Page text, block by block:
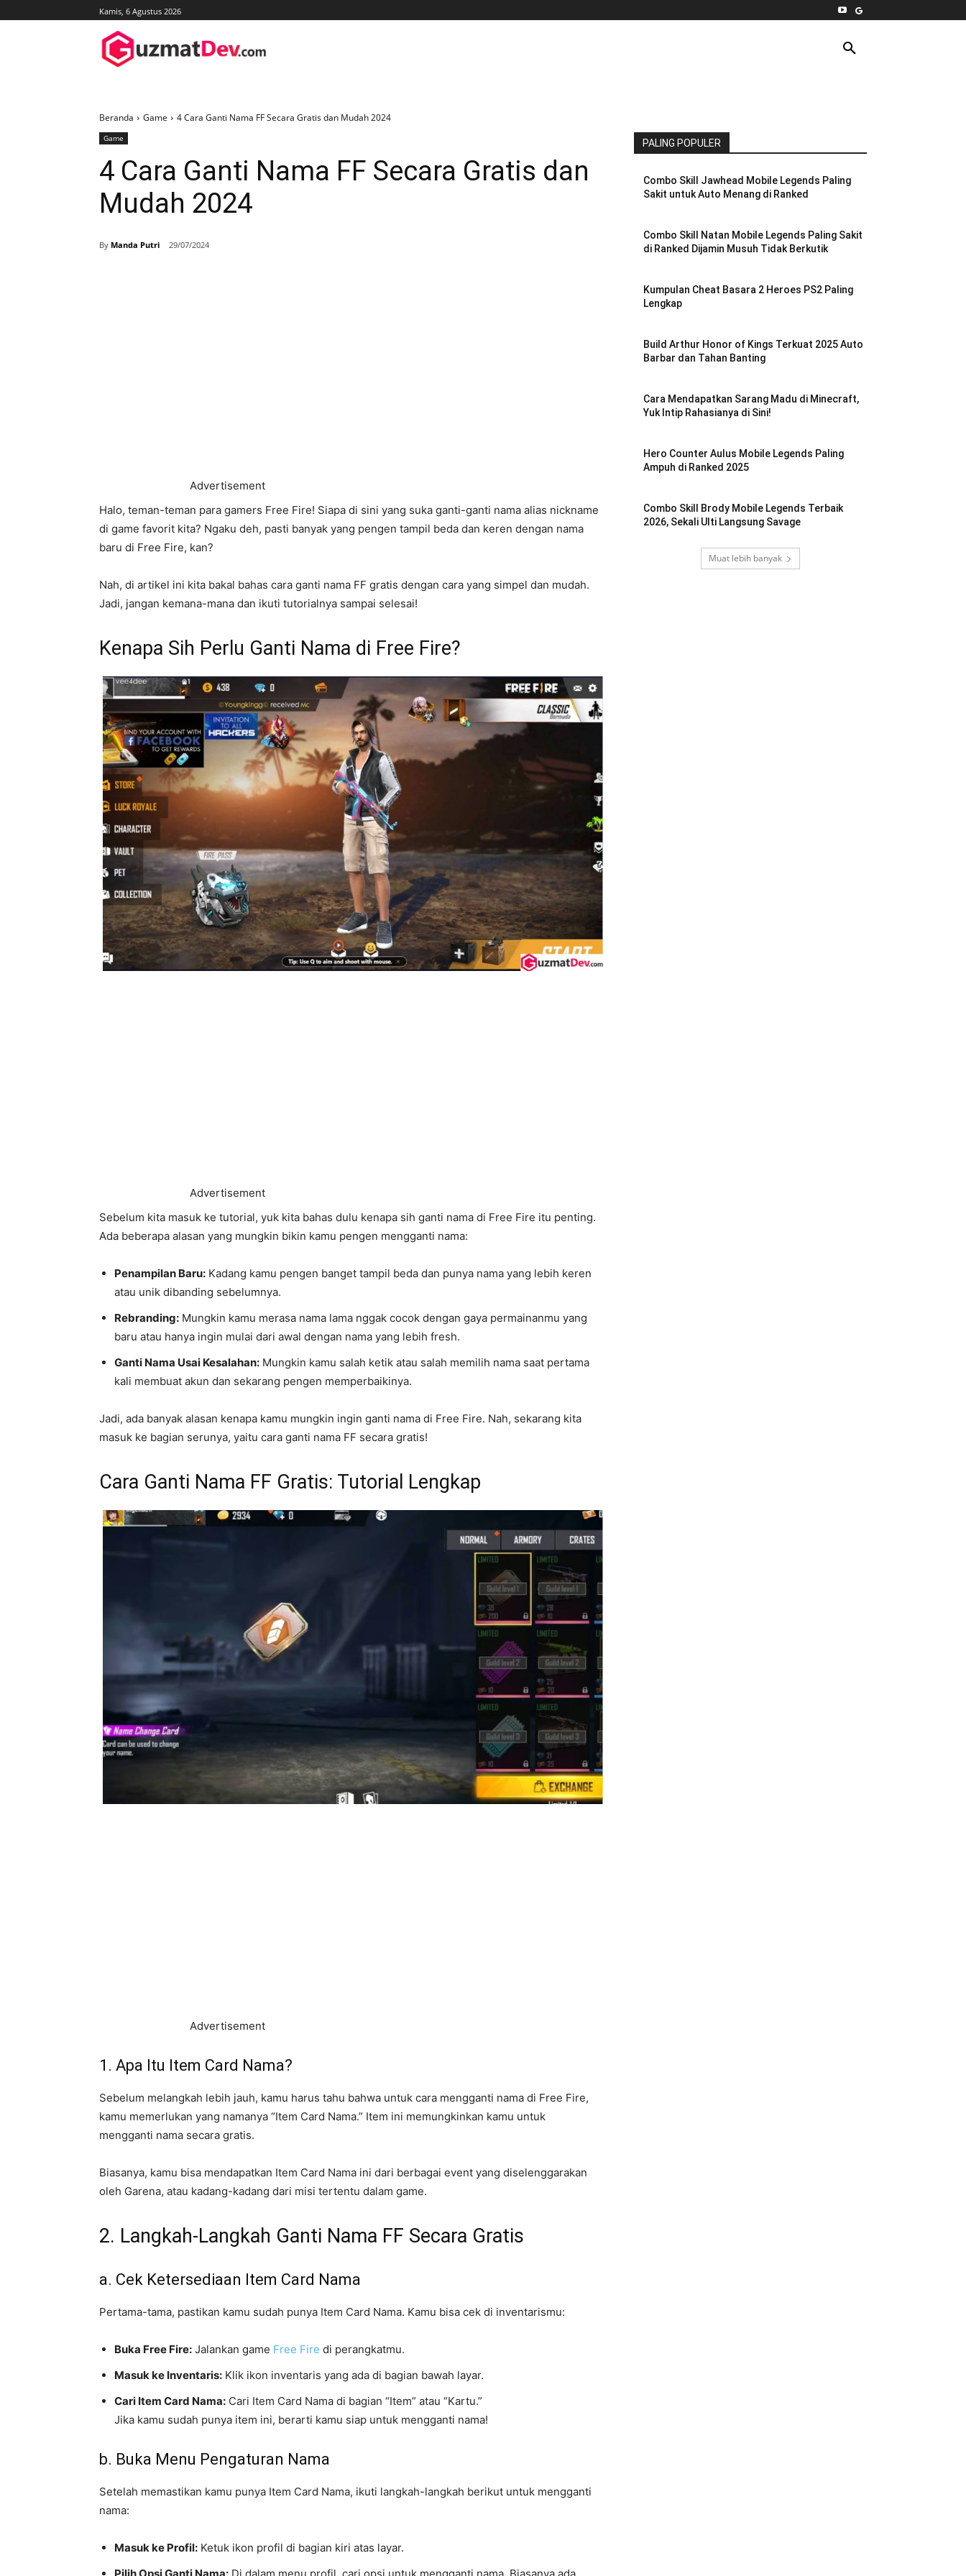
Kamis, 6 Agustus 2026
Beranda Game 4 Cara Ganti Nama FF Secara Gratis dan Mudah 2024
Game
4 Cara Ganti Nama FF Secara Gratis dan
Mudah 2024
By Manda Putri 29/07/2024
Advertisement
Halo, teman-teman para gamers Free Fire! Siapa di sini yang suka ganti-ganti nama alias nickname
di game favorit kita? Ngaku deh, pasti banyak yang pengen tampil beda dan keren dengan nama
baru di Free Fire, kan?
Nah, di artikel ini kita bakal bahas cara ganti nama FF gratis dengan cara yang simpel dan mudah.
Jadi, jangan kemana-mana dan ikuti tutorialnya sampai selesai!
Kenapa Sih Perlu Ganti Nama di Free Fire?
Advertisement
Sebelum kita masuk ke tutorial, yuk kita bahas dulu kenapa sih ganti nama di Free Fire itu penting.
Ada beberapa alasan yang mungkin bikin kamu pengen mengganti nama:
Penampilan Baru: Kadang kamu pengen banget tampil beda dan punya nama yang lebih keren
atau unik dibanding sebelumnya.
Rebranding: Mungkin kamu merasa nama lama nggak cocok dengan gaya permainanmu yang
baru atau hanya ingin mulai dari awal dengan nama yang lebih fresh.
Ganti Nama Usai Kesalahan: Mungkin kamu salah ketik atau salah memilih nama saat pertama
kali membuat akun dan sekarang pengen memperbaikinya.
Jadi, ada banyak alasan kenapa kamu mungkin ingin ganti nama di Free Fire. Nah, sekarang kita
masuk ke bagian serunya, yaitu cara ganti nama FF secara gratis!
Cara Ganti Nama FF Gratis: Tutorial Lengkap
Advertisement
1. Apa Itu Item Card Nama?
Sebelum melangkah lebih jauh, kamu harus tahu bahwa untuk cara mengganti nama di Free Fire,
kamu memerlukan yang namanya “Item Card Nama.” Item ini memungkinkan kamu untuk
mengganti nama secara gratis.
Biasanya, kamu bisa mendapatkan Item Card Nama ini dari berbagai event yang diselenggarakan
oleh Garena, atau kadang-kadang dari misi tertentu dalam game.
2. Langkah-Langkah Ganti Nama FF Secara Gratis
a. Cek Ketersediaan Item Card Nama
Pertama-tama, pastikan kamu sudah punya Item Card Nama. Kamu bisa cek di inventarismu:
Buka Free Fire: Jalankan game Free Fire di perangkatmu.
Masuk ke Inventaris: Klik ikon inventaris yang ada di bagian bawah layar.
Cari Item Card Nama: Cari Item Card Nama di bagian “Item” atau “Kartu.”
Jika kamu sudah punya item ini, berarti kamu siap untuk mengganti nama!
b. Buka Menu Pengaturan Nama
Setelah memastikan kamu punya Item Card Nama, ikuti langkah-langkah berikut untuk mengganti
nama:
Masuk ke Profil: Ketuk ikon profil di bagian kiri atas layar.
PALING POPULER
Combo Skill Jawhead Mobile Legends Paling
Sakit untuk Auto Menang di Ranked
Combo Skill Natan Mobile Legends Paling Sakit
di Ranked Dijamin Musuh Tidak Berkutik
Kumpulan Cheat Basara 2 Heroes PS2 Paling
Lengkap
Build Arthur Honor of Kings Terkuat 2025 Auto
Barbar dan Tahan Banting
Cara Mendapatkan Sarang Madu di Minecraft,
Yuk Intip Rahasianya di Sini!
Hero Counter Aulus Mobile Legends Paling
Ampuh di Ranked 2025
Combo Skill Brody Mobile Legends Terbaik
2026, Sekali Ulti Langsung Savage
Muat lebih banyak